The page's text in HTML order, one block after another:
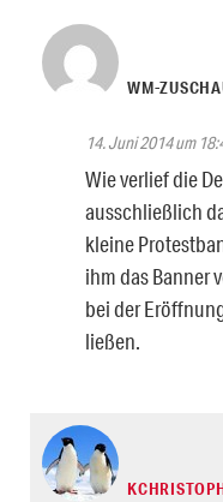
WM-
14. Juni 2014 um
Wie verlief die
ausschließlich
kleine
ihm das Banner
bei der
ließen.